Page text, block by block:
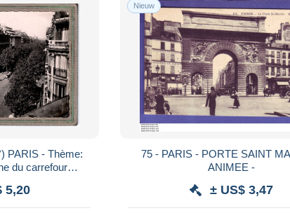
PARIS - Thème:
du carrefour
5,20
Nieuw
75 - PARIS - PORTE SAINT MARTIN -
ANIMEE -
± US$ 3,47